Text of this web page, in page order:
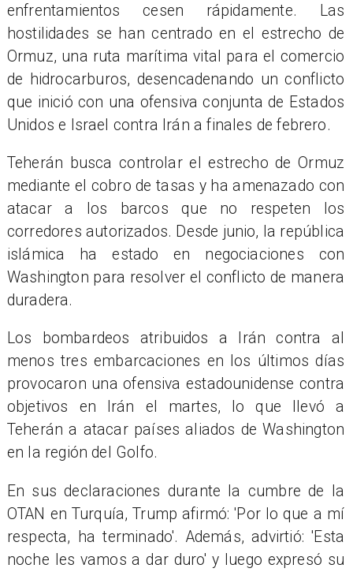
enfrentamientos cesen rápidamente. Las
hostilidades se han centrado en el estrecho de
Ormuz, una ruta marítima vital para el comercio
de hidrocarburos, desencadenando un conflicto
que inició con una ofensiva conjunta de Estados
Unidos e Israel contra Irán a finales de febrero.
Teherán busca controlar el estrecho de Ormuz
mediante el cobro de tasas y ha amenazado con
atacar a los barcos que no respeten los
corredores autorizados. Desde junio, la república
islámica ha estado en negociaciones con
Washington para resolver el conflicto de manera
duradera.
Los bombardeos atribuidos a Irán contra al
menos tres embarcaciones en los últimos días
provocaron una ofensiva estadounidense contra
objetivos en Irán el martes, lo que llevó a
Teherán a atacar países aliados de Washington
en la región del Golfo.
En sus declaraciones durante la cumbre de la
OTAN en Turquía, Trump afirmó: 'Por lo que a mí
respecta, ha terminado'. Además, advirtió: 'Esta
noche les vamos a dar duro' y luego expresó su